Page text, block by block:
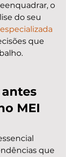
o
do seu
que
MEI
que